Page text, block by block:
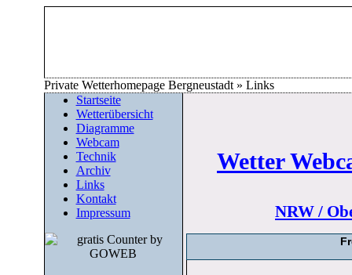
Private Wetterhomepage Bergneustadt » Links
Startseite
Wetterübersicht
Diagramme
Webcam
Technik
Archiv
Links
Kontakt
Impressum
Wetter
NRW /